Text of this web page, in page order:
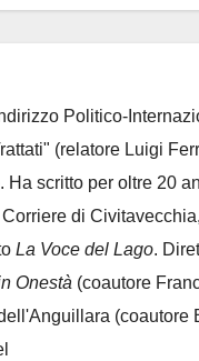
Politico-
(relatore Luigi
scritto per oltre 20
di
La Voce del Lago.
Onestà (coautore
(coautore